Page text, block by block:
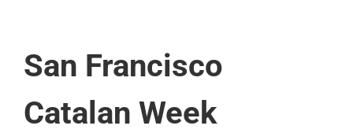
San Francisco
Catalan Week